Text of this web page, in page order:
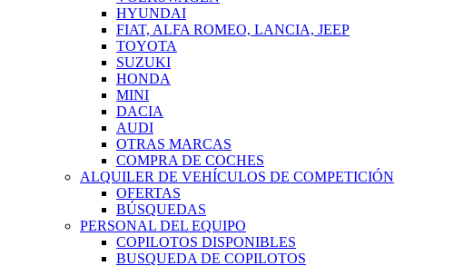
HYUNDAI
FIAT, ALFA ROMEO, LANCIA, JEEP
TOYOTA
SUZUKI
HONDA
MINI
DACIA
AUDI
OTRAS MARCAS
COMPRA DE COCHES
ALQUILER DE VEHÍCULOS DE COMPETICIÓN
OFERTAS
BÚSQUEDAS
PERSONAL DEL EQUIPO
COPILOTOS DISPONIBLES
BUSQUEDA DE COPILOTOS